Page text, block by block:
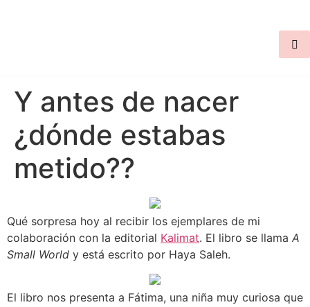
Y antes de nacer
¿dónde estabas
metido??
Qué sorpresa hoy al recibir los ejemplares de mi
colaboración con la editorial Kalimat. El libro se llama A
Small World y está escrito por Haya Saleh.
El libro nos presenta a Fátima, una niña muy curiosa que